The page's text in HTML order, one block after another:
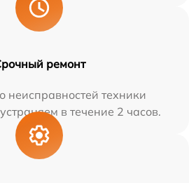
ремонт
неисправностей техники
в течение 2 часов.